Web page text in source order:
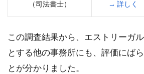
（司法書士） → 詳しく
この調査結果から、エストリーガ
とする他の事務所にも、評価にば
とが分かりました。